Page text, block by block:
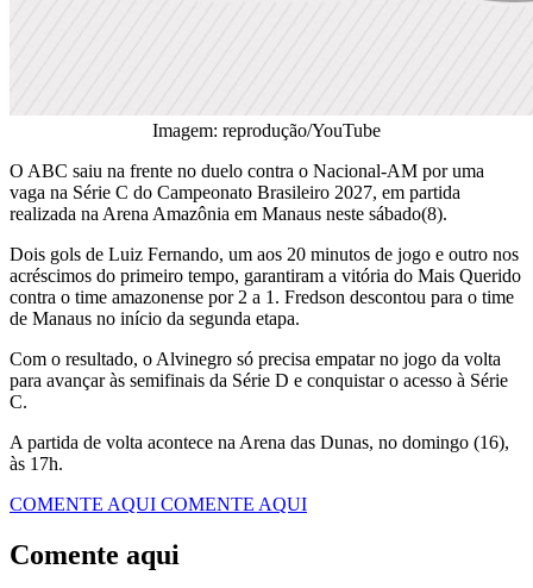
Imagem: reprodução/YouTube
O ABC saiu na frente no duelo contra o Nacional-AM por uma
vaga na Série C do Campeonato Brasileiro 2027, em partida
realizada na Arena Amazônia em Manaus neste sábado(8).
Dois gols de Luiz Fernando, um aos 20 minutos de jogo e outro nos
acréscimos do primeiro tempo, garantiram a vitória do Mais Querido
contra o time amazonense por 2 a 1. Fredson descontou para o time
de Manaus no início da segunda etapa.
Com o resultado, o Alvinegro só precisa empatar no jogo da volta
para avançar às semifinais da Série D e conquistar o acesso à Série
C.
A partida de volta acontece na Arena das Dunas, no domingo (16),
às 17h.
COMENTE AQUI COMENTE AQUI
Comente aqui